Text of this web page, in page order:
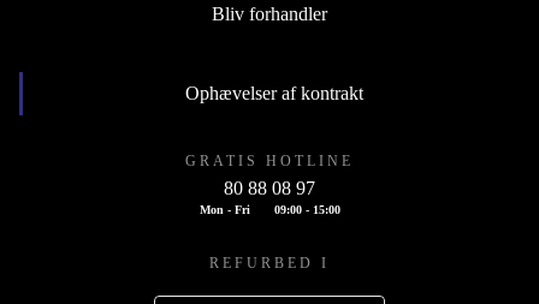
Bliv forhandler
Ophævelser af kontrakt
GRATIS HOTLINE
80 88 08 97
Mon - Fri 09:00 - 15:00
REFURBED I